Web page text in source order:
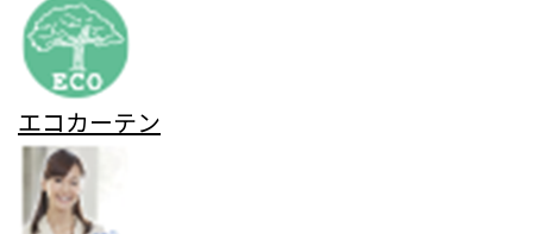
エコカーテン